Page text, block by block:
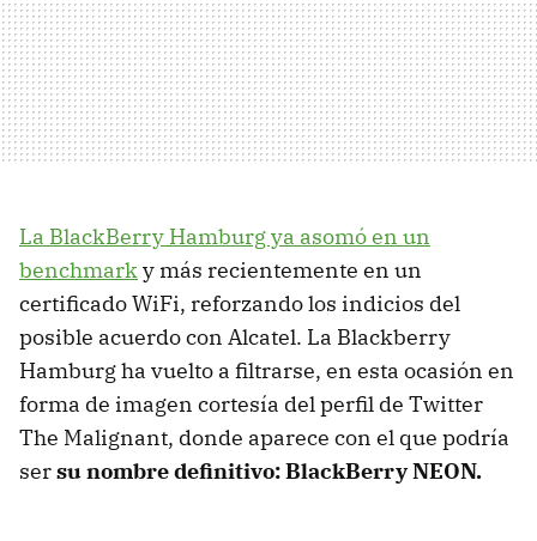
La BlackBerry Hamburg ya asomó en un
benchmarky más recientemente en un
certificado WiFi, reforzando los indicios del
posible acuerdo con Alcatel. La Blackberry
Hamburg ha vuelto a filtrarse, en esta ocasión en
forma de imagen cortesía del perfil de Twitter
The Malignant, donde aparece con el que podría
sersu nombre definitivo: BlackBerry NEON.